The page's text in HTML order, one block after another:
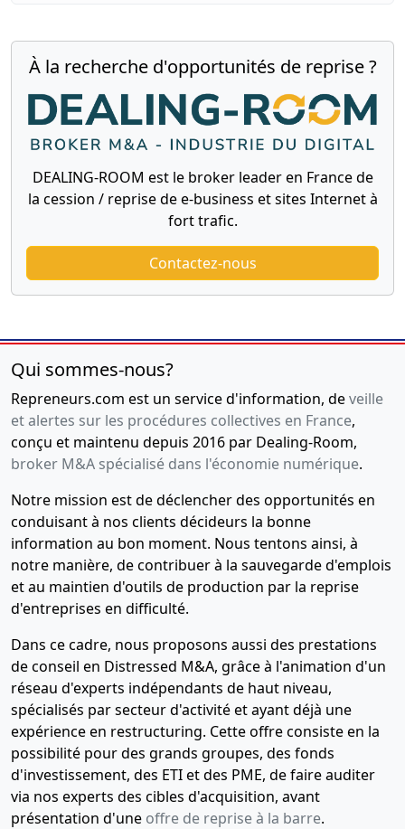
À la recherche d'opportunités de reprise ?
DEALING-ROOM est le broker leader en France de
la cession / reprise de e-business et sites Internet à
fort trafic.
Contactez-nous
Qui sommes-nous?
Repreneurs.com est un service d'information, deveille
et alertes sur les procédures collectives en France,
conçu et maintenu depuis 2016 par Dealing-Room,
broker M&A spécialisé dans l'économie numérique.
Notre mission est de déclencher des opportunités en
conduisant à nos clients décideurs la bonne
information au bon moment. Nous tentons ainsi, à
notre manière, de contribuer à la sauvegarde d'emplois
et au maintien d'outils de production par la reprise
d'entreprises en difficulté.
Dans ce cadre, nous proposons aussi des prestations
de conseil en Distressed M&A, grâce à l'animation d'un
réseau d'experts indépendants de haut niveau,
spécialisés par secteur d'activité et ayant déjà une
expérience en restructuring. Cette offre consiste en la
possibilité pour des grands groupes, des fonds
d'investissement, des ETI et des PME, de faire auditer
via nos experts des cibles d'acquisition, avant
présentation d'une offre de reprise à la barre.